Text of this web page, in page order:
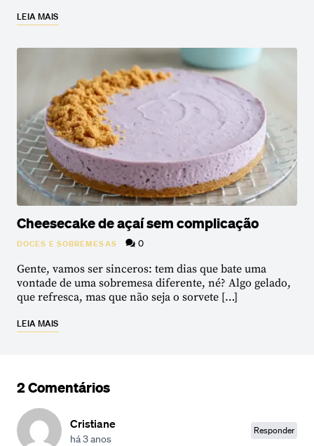
LEIA MAIS
Cheesecake de açaí sem complicação
DOCES E SOBREMESAS 0
Gente, vamos ser sinceros: tem dias que bate uma
vontade de uma sobremesa diferente, né? Algo gelado,
que refresca, mas que não seja o sorvete […]
LEIA MAIS
2 Comentários
Cristiane
há 3 anos
Responder